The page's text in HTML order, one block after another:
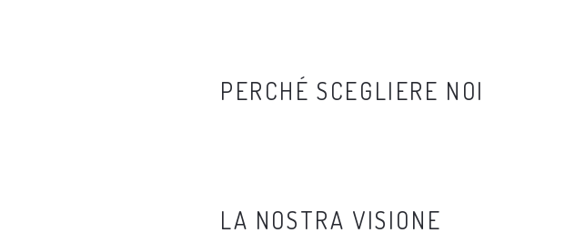
PERCHÉ SCEGLIERE NOI
LA NOSTRA VISIONE